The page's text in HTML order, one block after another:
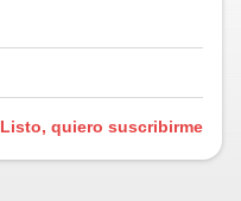
Listo, quiero suscribirme